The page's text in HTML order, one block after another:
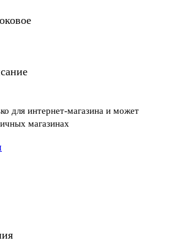
для интернет-магазина и может
магазинах